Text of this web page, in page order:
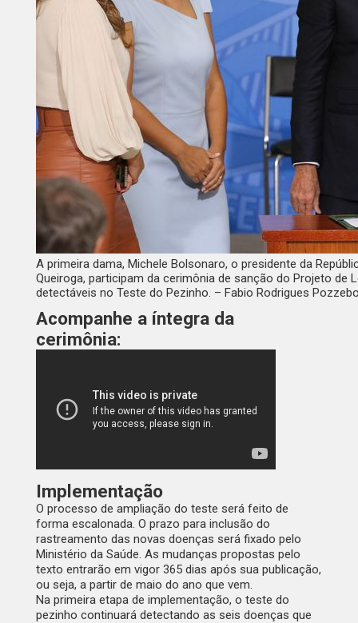
A primeira dama, Michele Bolsonaro, o presidente da
Queiroga, participam da cerimônia de sanção do Projeto de
detectáveis no Teste do Pezinho. – Fabio Rodrigues
Acompanhe a íntegra da
cerimônia:
Implementação
O processo de ampliação do teste será feito de
forma escalonada. O prazo para inclusão do
rastreamento das novas doenças será fixado pelo
Ministério da Saúde. As mudanças propostas pelo
texto entrarão em vigor 365 dias após sua publicação,
ou seja, a partir de maio do ano que vem.
Na primeira etapa de implementação, o teste do
pezinho continuará detectando as seis doenças que